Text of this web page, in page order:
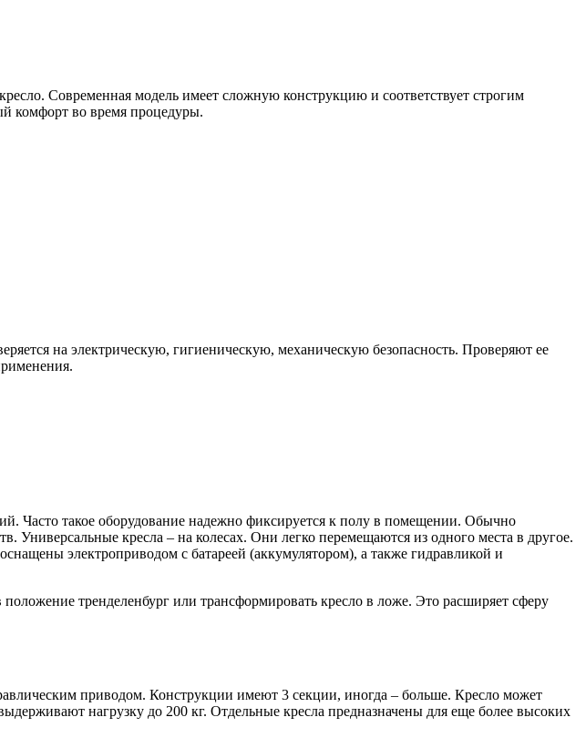
Современная модель имеет сложную конструкцию и соответствует строгим
комфорт во время процедуры.
на электрическую, гигиеническую, механическую безопасность. Проверяют ее
Часто такое оборудование надежно фиксируется к полу в помещении. Обычно
Универсальные кресла – на колесах. Они легко перемещаются из одного места в другое.
электроприводом с батареей (аккумулятором), а также гидравликой и
тренделенбург или трансформировать кресло в ложе. Это расширяет сферу
приводом. Конструкции имеют 3 секции, иногда – больше. Кресло может
нагрузку до 200 кг. Отдельные кресла предназначены для еще более высоких